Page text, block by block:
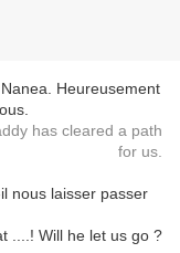
Heureusement
has cleared a path
for us.
nous laisser passer
....! Will he let us go ?